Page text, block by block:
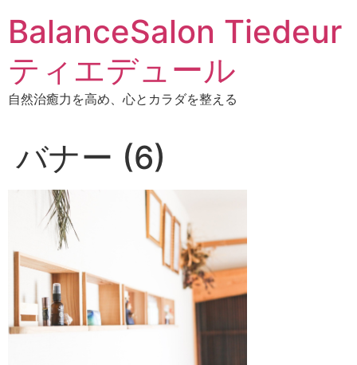
BalanceSalon Tiedeur
ティエデュール
自然治癒力を高め、心とカラダを整える
バナー (6)